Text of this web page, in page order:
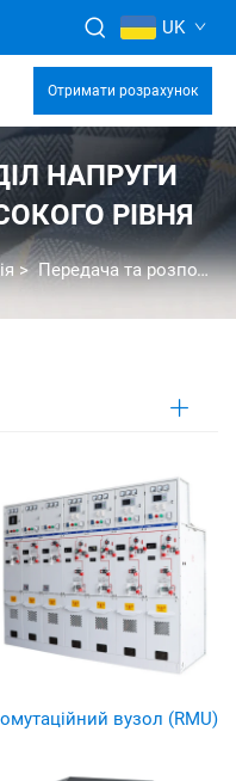
UK
Отримати розрахунок
НАПРУГИ
РІВНЯ
>Передача та розподіл середньої та високої напруги
вузол (RMU)